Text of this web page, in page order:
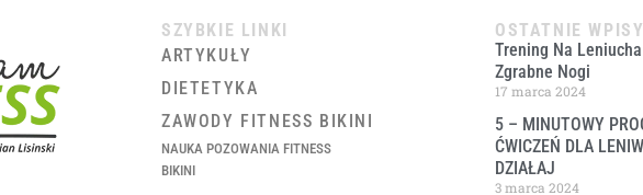
SZYBKIE LINKI
ARTYKUŁY
DIETETYKA
ZAWODY FITNESS BIKINI
NAUKA POZOWANIA FITNESS
BIKINI
OSTATNIE WPISY
Trening Na
Zgrabne Nogi
17 marca 2024
5 – MINUTOWY
ĆWICZEŃ DLA
DZIAŁAJ
3 marca 2024